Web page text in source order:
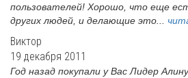
пользователей! Хорошо, что еще
других людей, и делающие это...
Виктор
19 декабря 2011
Год назад покупали у Вас Лидер